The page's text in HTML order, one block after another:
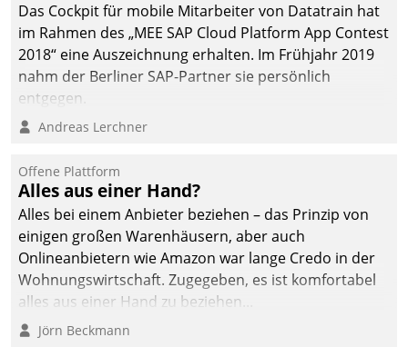
Das Cockpit für mobile Mitarbeiter von Datatrain hat
im Rahmen des „MEE SAP Cloud Platform App Contest
2018“ eine Auszeichnung erhalten. Im Frühjahr 2019
nahm der Berliner SAP-Partner sie persönlich
entgegen.
Andreas Lerchner
Offene Plattform
Alles aus einer Hand?
Alles bei einem Anbieter beziehen – das Prinzip von
einigen großen Warenhäusern, aber auch
Onlineanbietern wie Amazon war lange Credo in der
Wohnungswirtschaft. Zugegeben, es ist komfortabel
alles aus einer Hand zu beziehen...
Jörn Beckmann